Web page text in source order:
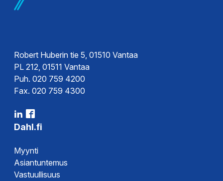
Robert Huberin tie 5, 01510 Vantaa
PL 212, 01511 Vantaa
Puh. 020 759 4200
Fax. 020 759 4300
Dahl.fi
Myynti
Asiantuntemus
Vastuullisuus